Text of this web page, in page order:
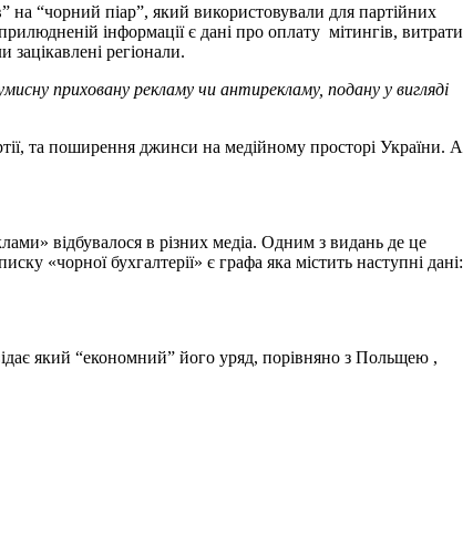
на “чорний піар”, який використовували для партійних
інформації є дані про оплату мітингів, витрати
регіонали.
приховану рекламу чи антирекламу, подану у вигляді
та поширення джинси на медійному просторі України. А
відбувалося в різних медіа. Одним з видань де це
«чорної бухгалтерії» є графа яка містить наступні дані:
який “економний” його уряд, порівняно з Польщею ,